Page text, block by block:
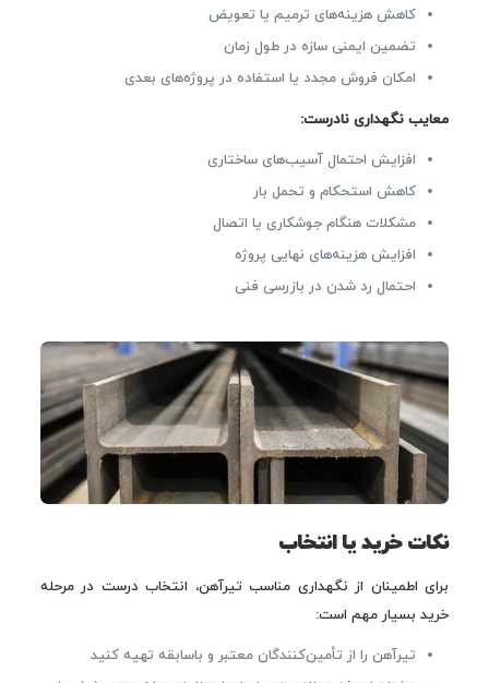
کاهش هزینه‌های ترمیم یا تعویض
تضمین ایمنی سازه در طول زمان
امکان فروش مجدد یا استفاده در پروژه‌های بعدی
معایب نگهداری نادرست:
افزایش احتمال آسیب‌های ساختاری
کاهش استحکام و تحمل بار
مشکلات هنگام جوشکاری یا اتصال
افزایش هزینه‌های نهایی پروژه
احتمال رد شدن در بازرسی فنی
نکات خرید یا انتخاب
برای اطمینان از نگهداری مناسب تیرآهن، انتخاب درست در مرحله
خرید بسیار مهم است:
تیرآهن را از تأمین‌کنندگان معتبر و باسابقه تهیه کنید